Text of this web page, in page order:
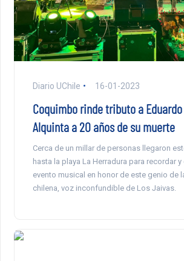
Diario UChile 16-01-2023
Coquimbo rinde tributo a Eduardo
Alquinta a 20 años de su muerte
Cerca de un millar de personas llegaron
hasta la playa La Herradura para recordar
evento musical en honor de este genio de
chilena, voz inconfundible de Los Jaivas.